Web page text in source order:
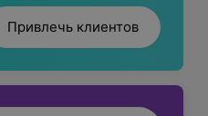
Привлечь клиентов